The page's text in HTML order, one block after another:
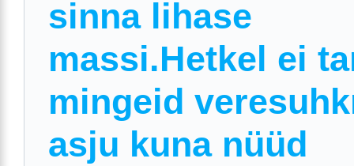
sinna lihase
massi.Hetkel ei
mingeid
asju kuna nüüd